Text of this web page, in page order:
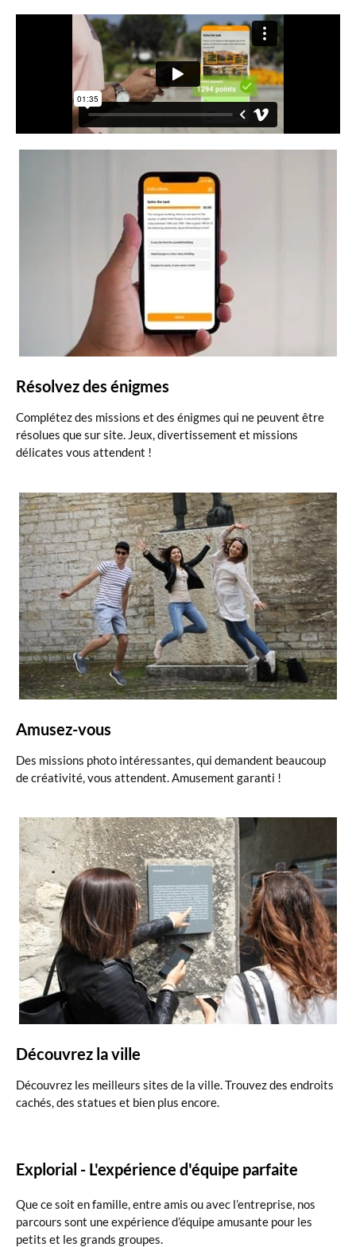
Résolvez des énigmes
Complétez des missions et des énigmes qui ne peuvent être
résolues que sur site. Jeux, divertissement et missions
délicates vous attendent !
Amusez-vous
Des missions photo intéressantes, qui demandent beaucoup
de créativité, vous attendent. Amusement garanti !
Découvrez la ville
Découvrez les meilleurs sites de la ville. Trouvez des endroits
cachés, des statues et bien plus encore.
Explorial - L'expérience d'équipe parfaite
Que ce soit en famille, entre amis ou avec l’entreprise, nos
parcours sont une expérience d’équipe amusante pour les
petits et les grands groupes.